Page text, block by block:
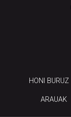
HONI BURUZ
ARAUAK